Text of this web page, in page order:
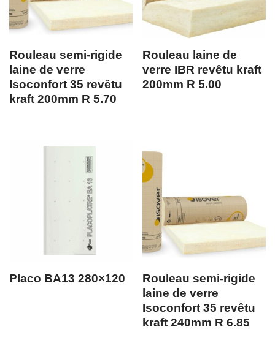
Rouleau semi-rigide
laine de verre
Isoconfort 35 revêtu
kraft 200mm R 5.70
Rouleau laine de
verre IBR revêtu kraft
200mm R 5.00
Placo BA13 280×120
Rouleau semi-rigide
laine de verre
Isoconfort 35 revêtu
kraft 240mm R 6.85